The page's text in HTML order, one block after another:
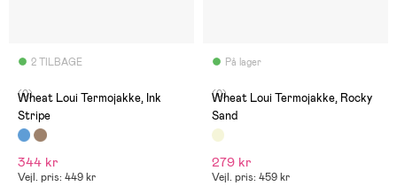
2 TILBAGE
(0)
Wheat Loui Termojakke, Ink
Stripe
344 kr
Vejl. pris: 449 kr
På lager
(0)
Wheat Loui Termojakke, Rocky
Sand
279 kr
Vejl. pris: 459 kr